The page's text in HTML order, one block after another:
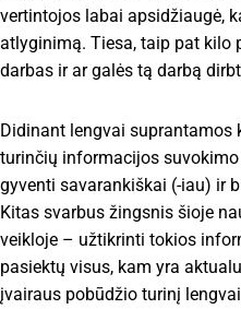
vertintojos labai apsidžiaugė,
atlyginimą. Tiesa, taip pat kilo
darbas ir ar galės tą darbą
Didinant lengvai suprantamos
turinčių informacijos
gyventi savarankiškai (-iau) ir
Kitas svarbus žingsnis šioje
veikloje – užtikrinti tokios
pasiektų visus, kam yra
įvairaus pobūdžio turinį